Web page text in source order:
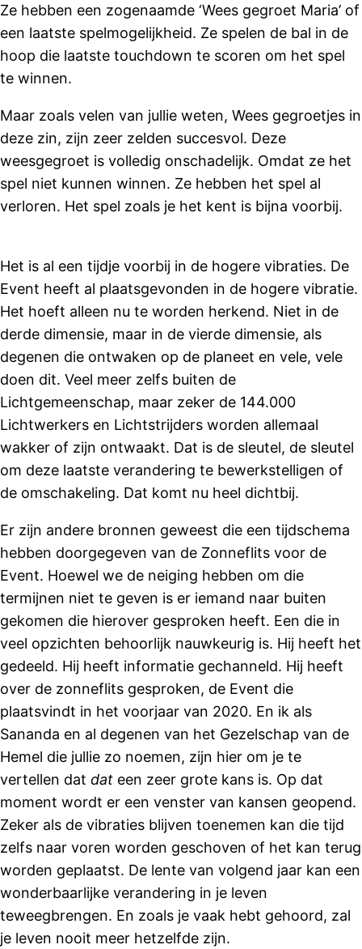
Ze hebben een zogenaamde ‘Wees gegroet Maria’ of
een laatste spelmogelijkheid. Ze spelen de bal in de
hoop die laatste touchdown te scoren om het spel
te winnen.
Maar zoals velen van jullie weten, Wees gegroetjes in
deze zin, zijn zeer zelden succesvol. Deze
weesgegroet is volledig onschadelijk. Omdat ze het
spel niet kunnen winnen. Ze hebben het spel al
verloren. Het spel zoals je het kent is bijna voorbij.
Het is al een tijdje voorbij in de hogere vibraties. De
Event heeft al plaatsgevonden in de hogere vibratie.
Het hoeft alleen nu te worden herkend. Niet in de
derde dimensie, maar in de vierde dimensie, als
degenen die ontwaken op de planeet en vele, vele
doen dit. Veel meer zelfs buiten de
Lichtgemeenschap, maar zeker de 144.000
Lichtwerkers en Lichtstrijders worden allemaal
wakker of zijn ontwaakt. Dat is de sleutel, de sleutel
om deze laatste verandering te bewerkstelligen of
de omschakeling. Dat komt nu heel dichtbij.
Er zijn andere bronnen geweest die een tijdschema
hebben doorgegeven van de Zonneflits voor de
Event. Hoewel we de neiging hebben om die
termijnen niet te geven is er iemand naar buiten
gekomen die hierover gesproken heeft. Een die in
veel opzichten behoorlijk nauwkeurig is. Hij heeft het
gedeeld. Hij heeft informatie gechanneld. Hij heeft
over de zonneflits gesproken, de Event die
plaatsvindt in het voorjaar van 2020. En ik als
Sananda en al degenen van het Gezelschap van de
Hemel die jullie zo noemen, zijn hier om je te
vertellen dat dat een zeer grote kans is. Op dat
moment wordt er een venster van kansen geopend.
Zeker als de vibraties blijven toenemen kan die tijd
zelfs naar voren worden geschoven of het kan terug
worden geplaatst. De lente van volgend jaar kan een
wonderbaarlijke verandering in je leven
teweegbrengen. En zoals je vaak hebt gehoord, zal
je leven nooit meer hetzelfde zijn.